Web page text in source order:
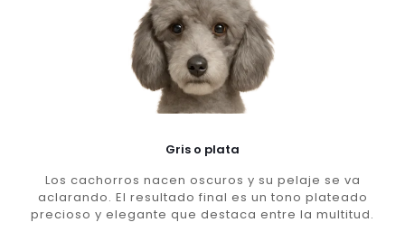
Gris o plata
Los cachorros nacen oscuros y su pelaje se va
aclarando. El resultado final es un tono plateado
precioso y elegante que destaca entre la multitud.